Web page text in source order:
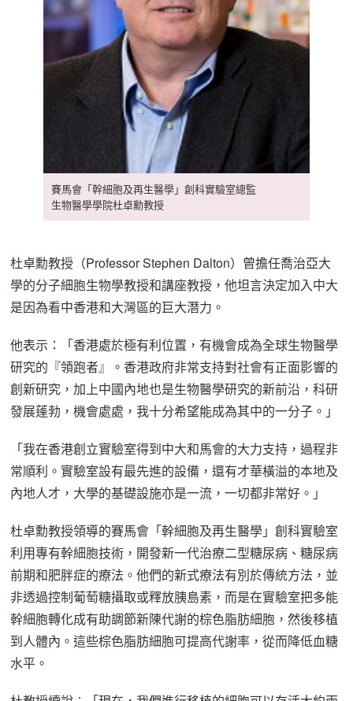
賽馬會「幹細胞及再生醫學」創科實驗室總監
生物醫學學院杜卓勳教授
杜卓勳教授（Professor Stephen Dalton）曾擔任喬治亞大
學的分子細胞生物學教授和講座教授，他坦言決定加入中大
是因為看中香港和大灣區的巨大潛力。
他表示：「香港處於極有利位置，有機會成為全球生物醫學
研究的『領跑者』。香港政府非常支持對社會有正面影響的
創新研究，加上中國內地也是生物醫學研究的新前沿，科研
發展蓬勃，機會處處，我十分希望能成為其中的一分子。」
「我在香港創立實驗室得到中大和馬會的大力支持，過程非
常順利。實驗室設有最先進的設備，還有才華橫溢的本地及
內地人才，大學的基礎設施亦是一流，一切都非常好。」
杜卓勳教授領導的賽馬會「幹細胞及再生醫學」創科實驗室
利用專有幹細胞技術，開發新一代治療二型糖尿病、糖尿病
前期和肥胖症的療法。他們的新式療法有別於傳統方法，並
非透過控制葡萄糖攝取或釋放胰島素，而是在實驗室把多能
幹細胞轉化成有助調節新陳代謝的棕色脂肪細胞，然後移植
到人體內。這些棕色脂肪細胞可提高代謝率，從而降低血糖
水平。